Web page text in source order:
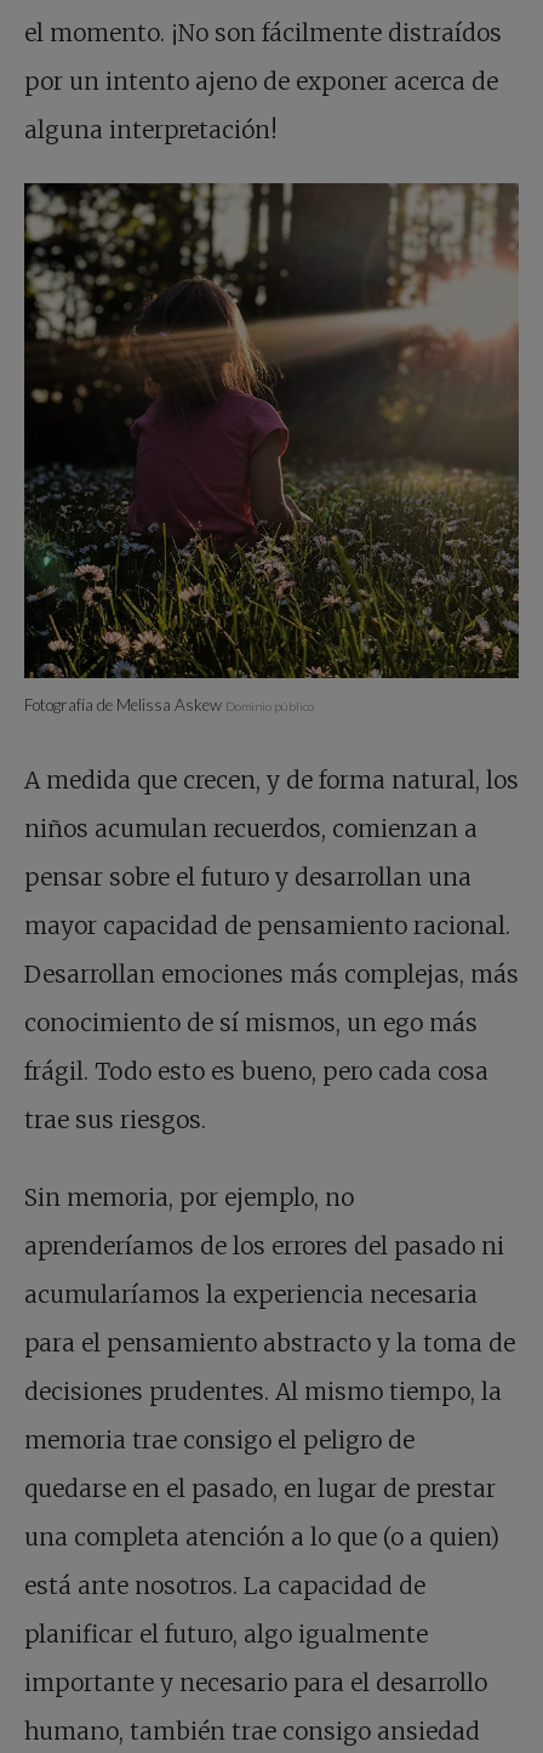
el momento. ¡No son fácilmente distraídos
por un intento ajeno de exponer acerca de
alguna interpretación!
Fotografía de Melissa Askew Dominio público
A medida que crecen, y de forma natural, los
niños acumulan recuerdos, comienzan a
pensar sobre el futuro y desarrollan una
mayor capacidad de pensamiento racional.
Desarrollan emociones más complejas, más
conocimiento de sí mismos, un ego más
frágil. Todo esto es bueno, pero cada cosa
trae sus riesgos.
Sin memoria, por ejemplo, no
aprenderíamos de los errores del pasado ni
acumularíamos la experiencia necesaria
para el pensamiento abstracto y la toma de
decisiones prudentes. Al mismo tiempo, la
memoria trae consigo el peligro de
quedarse en el pasado, en lugar de prestar
una completa atención a lo que (o a quien)
está ante nosotros. La capacidad de
planificar el futuro, algo igualmente
importante y necesario para el desarrollo
humano, también trae consigo ansiedad